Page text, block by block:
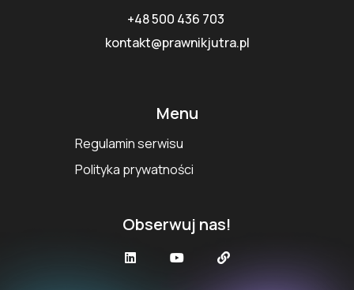
+48 500 436 703
kontakt@prawnikjutra.pl
Menu
Regulamin serwisu
Polityka prywatności
Obserwuj nas!